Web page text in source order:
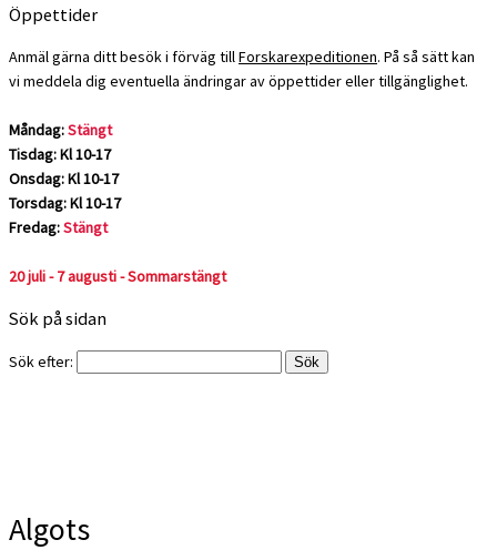
Öppettider
Anmäl gärna ditt besök i förväg tillForskarexpeditionen. På så sätt kan
vi meddela dig eventuella ändringar av öppettider eller tillgänglighet.
Måndag:Stängt
Tisdag: Kl 10-17
Onsdag: Kl 10-17
Torsdag: Kl 10-17
Fredag:Stängt
20 juli - 7 augusti - Sommarstängt
Sök på sidan
Sök efter:
Algots